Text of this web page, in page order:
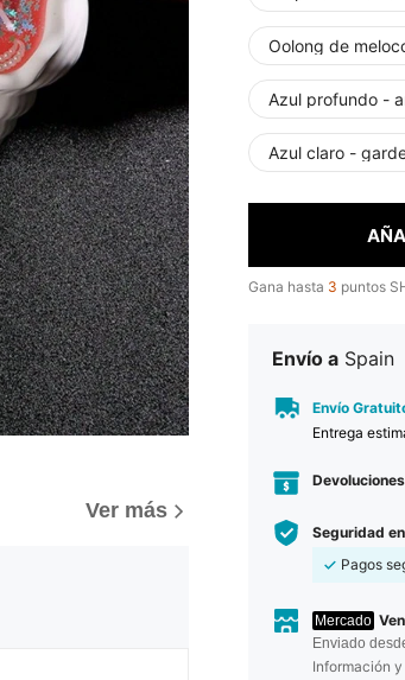
Ver más
Oolong de
Azul profundo -
Azul claro -
Gana hasta 3 puntos
Envío a Spain
Envío
Entrega
Seguridad
Pagos
Mercado
Enviado
Información